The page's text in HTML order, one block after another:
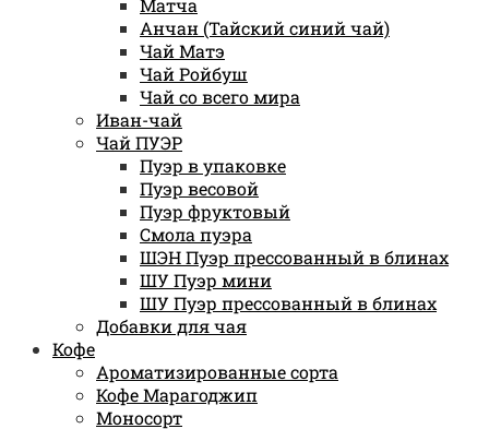
Матча
Анчан (Тайский синий чай)
Чай Матэ
Чай Ройбуш
Чай со всего мира
Иван-чай
Чай ПУЭР
Пуэр в упаковке
Пуэр весовой
Пуэр фруктовый
Смола пуэра
ШЭН Пуэр прессованный в блинах
ШУ Пуэр мини
ШУ Пуэр прессованный в блинах
Добавки для чая
Кофе
Ароматизированные сорта
Кофе Марагоджип
Моносорт